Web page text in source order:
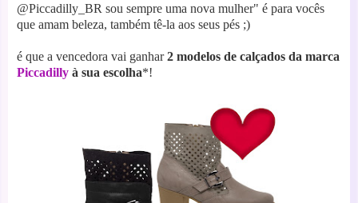
@Piccadilly_BR sou sempre uma nova mulher" é para vocês
que amam beleza, também tê-la aos seus pés ;)
é que a vencedora vai ganhar2 modelos de calçados da marca
Piccadilly à sua escolha*!